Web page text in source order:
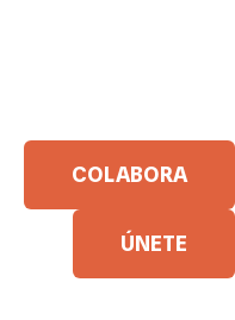
COLABORA
ÚNETE